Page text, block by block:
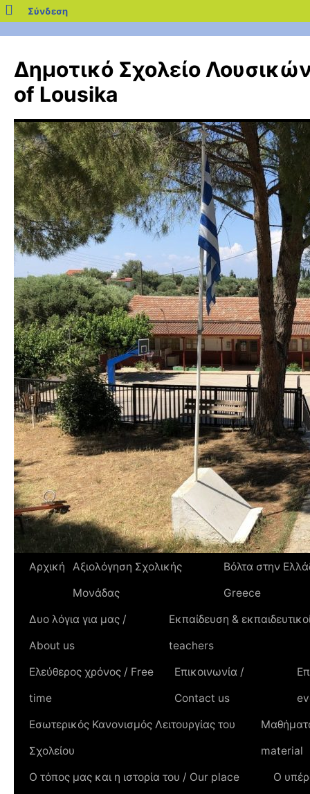
blogs.sch.gr
Σύνδεση
περιεχόμενο
Δημοτικό Σχολείο
of Lousika
Αρχική
Αξιολόγηση Σχολικής
Μονάδας
Βόλτα στην
Greece
Δυο λόγια για μας /
About us
Εκπαίδευση &
teachers
Ελεύθερος χρόνος / Free
time
Επικοινωνία /
Contact us
Εσωτερικός Κανονισμός Λειτουργίας του
Σχολείου
material
Ο τόπος μας και η ιστορία του / Οur place
Ο